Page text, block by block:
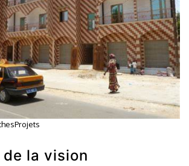
Projets
la vision